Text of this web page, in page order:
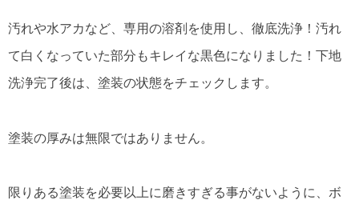
汚れや水アカなど、専用の溶剤を使用し、徹底洗浄！汚れ
て白くなっていた部分もキレイな黒色になりました！下地
洗浄完了後は、塗装の状態をチェックします。
塗装の厚みは無限ではありません。
限りある塗装を必要以上に磨きすぎる事がないように、ボ